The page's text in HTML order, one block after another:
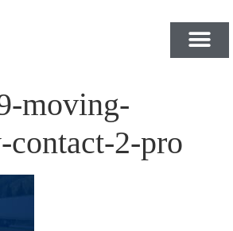
moving-
contact-2-pro